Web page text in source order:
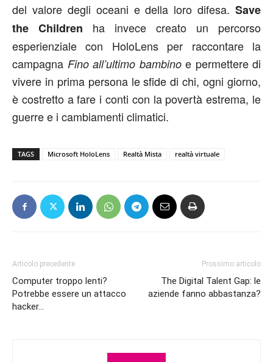
del valore degli oceani e della loro difesa. Save
the Children ha invece creato un percorso
esperienziale con HoloLens per raccontare la
campagna Fino all’ultimo bambinoe permettere di
vivere in prima persona le sfide di chi, ogni giorno,
è costretto a fare i conti con la povertà estrema, le
guerre e i cambiamenti climatici.
TAGS Microsoft HoloLens Realtà Mista realtà virtuale
Articolo precedente
Computer troppo lenti?
Potrebbe essere un attacco
hacker…
Prossimo articolo
The Digital Talent Gap: le
aziende fanno abbastanza?